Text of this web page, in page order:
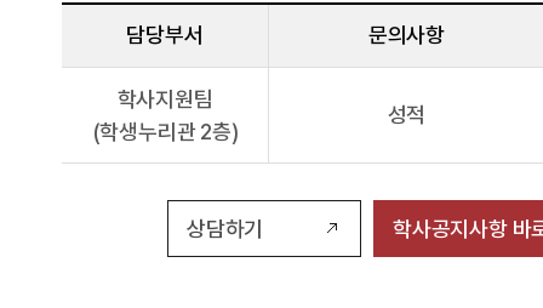
담당부서 문의사항
학사지원팀
(학생누리관 2층)
성적
상담하기 학사공지사항 바